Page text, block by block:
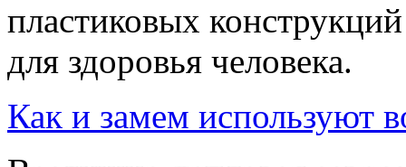
пластиковых
для здоровья человека.
Как и замем используют